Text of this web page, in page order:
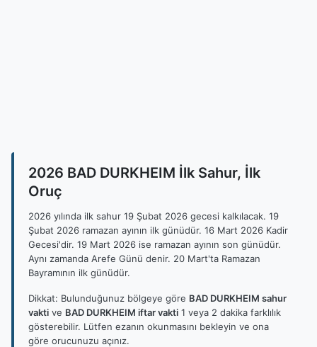
2026 BAD DURKHEIM İlk Sahur, İlk
Oruç
2026 yılında ilk sahur 19 Şubat 2026 gecesi kalkılacak. 19
Şubat 2026 ramazan ayının ilk günüdür. 16 Mart 2026 Kadir
Gecesi'dir. 19 Mart 2026 ise ramazan ayının son günüdür.
Aynı zamanda Arefe Günü denir. 20 Mart'ta Ramazan
Bayramının ilk günüdür.
Dikkat: Bulunduğunuz bölgeye göre BAD DURKHEIM sahur
vakti ve BAD DURKHEIM iftar vakti 1 veya 2 dakika farklılık
gösterebilir. Lütfen ezanın okunmasını bekleyin ve ona
göre orucunuzu açınız.